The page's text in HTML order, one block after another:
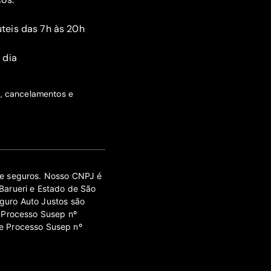
das 7h às 20h
dia
cancelamentos e
seguros. Nosso CNPJ é
e Estado de São
Auto Justos são
Susep nº
Processo Susep nº